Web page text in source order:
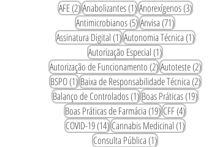
AFE(2)2 posts
Anabolizantes(1)1 post
Anorexígenos(3)3 posts
Antimicrobianos(5)5 posts
Anvisa(71)71 posts
Assinatura Digital(1)1 post
Autonomia Técnica(1)1 post
Autorização Especial(1)1 post
Autorização de Funcionamento(2)2 posts
Autoteste(2)2 posts
BSPO(1)1 post
Baixa de Responsabilidade Técnica(2)2 posts
Balanço de Controlados(1)1 post
Boas Práticas(19)19 posts
Boas Práticas de Farmácia(19)19 posts
CFF(4)4 posts
COVID-19(14)14 posts
Cannabis Medicinal(1)1 post
Consulta Pública(1)1 post